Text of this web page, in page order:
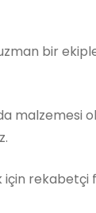
bir ekiple
malzemesi
için rekabetçi